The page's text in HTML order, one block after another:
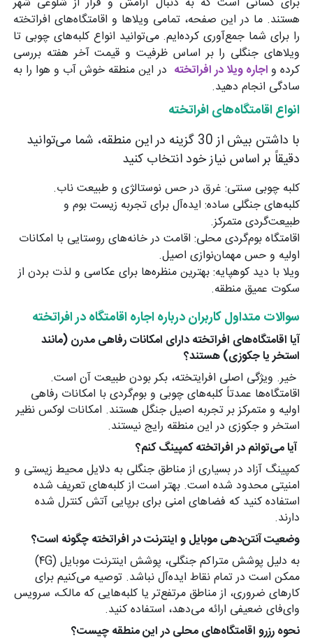
هستند. ما در این صفحه، تمامی ویلاها و اقامتگاه‌های افراتخته
را برای شما جمع‌آوری کرده‌ایم. می‌توانید انواع کلبه‌های چوبی تا
ویلاهای جنگلی را بر اساس ظرفیت و قیمت آخر هفته بررسی
کرده واجاره ویلا در افراتخته در این منطقه خوش آب و هوا را به
سادگی انجام دهید.
انواع اقامتگاه‌های افراتخته
با داشتن بیش از 30 گزینه در این منطقه، شما می‌توانید
دقیقاً بر اساس نیاز خود انتخاب کنید
کلبه چوبی سنتی: غرق در حس نوستالژی و طبیعت ناب.
کلبه‌های جنگلی ساده: ایده‌آل برای تجربه زیست بوم و
طبیعت‌گردی متمرکز.
اقامتگاه بوم‌گردی محلی: اقامت در خانه‌های روستایی با امکانات
اولیه و حس مهمان‌نوازی اصیل.
ویلا با دید کوهپایه: بهترین منظره‌ها برای عکاسی و لذت بردن از
سکوت عمیق منطقه.
سوالات متداول کاربران درباره اجاره اقامتگاه در افراتخته
آیا اقامتگاه‌های افراتخته دارای امکانات رفاهی مدرن (مانند
استخر یا جکوزی) هستند؟
خیر. ویژگی اصلی افرایتخته، بکر بودن طبیعت آن است.
اقامتگاه‌ها عمدتاً کلبه‌های چوبی و بوم‌گردی با امکانات رفاهی
اولیه و متمرکز بر تجربه اصیل جنگل هستند. امکانات لوکس نظیر
استخر و جکوزی در این منطقه رایج نیستند.
آیا می‌توانم در افراتخته کمپینگ کنم؟
کمپینگ آزاد در بسیاری از مناطق جنگلی به دلایل محیط زیستی و
امنیتی محدود شده است. بهتر است از کلبه‌های تعریف شده
استفاده کنید که فضاهای امنی برای برپایی آتش کنترل شده
دارند.
وضعیت آنتن‌دهی موبایل و اینترنت در افراتخته چگونه است؟
به دلیل پوشش متراکم جنگلی، پوشش اینترنت موبایل (۴G)
ممکن است در تمام نقاط ایده‌آل نباشد. توصیه می‌کنیم برای
کارهای ضروری، از مناطق مرتفع‌تر یا کلبه‌هایی که مالک، سرویس
وای‌فای ضعیفی ارائه می‌دهد، استفاده کنید.
نحوه رزرو اقامتگاه‌های محلی در این منطقه چیست؟